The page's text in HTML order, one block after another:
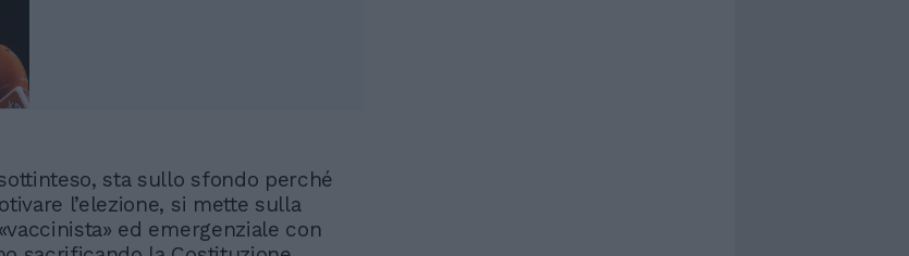
sta sullo sfondo perché
l’elezione, si mette sulla
ed emergenziale con